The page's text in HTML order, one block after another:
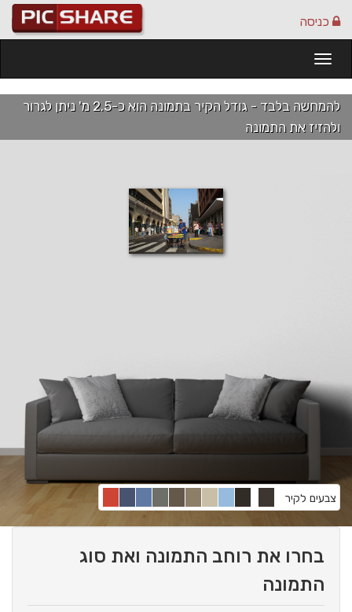
כניסה
להמחשה בלבד - גודל הקיר בתמונה הוא כ-2.5 מ' ניתן לגרור
ולהזיז את התמונה
צבעים לקיר
בחרו את רוחב התמונה ואת סוג
התמונה